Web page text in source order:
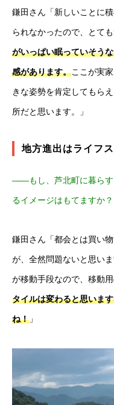
鎌田さん「新しいことに
られなかったので、とて
がいっぱい眠っていそう
感があります。ここが実
きな姿勢を肯定してもら
所だと思います。」
地方進出はライフ
――もし、芦北町に暮らす
るイメージはもてますか？
鎌田さん 「都会とは買い
が、全然問題ないと思い
が移動手段なので、移動
タイルは変わると思いま
ね！ 」